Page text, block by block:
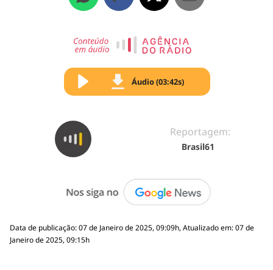
Áudio (03:42s)
Reportagem:
Brasil61
Data de publicação: 07 de Janeiro de 2025, 09:09h, Atualizado em: 07 de
Janeiro de 2025, 09:15h